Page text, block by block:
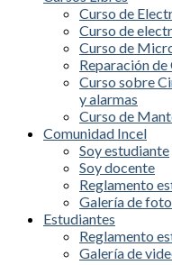
Curso de
Curso de
Curso de
Reparación de
Curso sobre
y alarmas
Curso de
Comunidad Incel
Soy estudiante
Soy docente
Reglamento
Galería de
Estudiantes
Reglamento
Galería de